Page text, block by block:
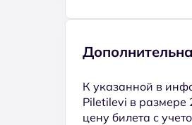
К указанной в
Piletilevi в размере
цену билета с